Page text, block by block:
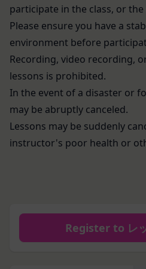
participate in the class, or the
Please ensure you have a
environment before
Recording, video recording,
lessons is prohibited.
In the event of a disaster or
may be abruptly canceled.
Lessons may be suddenly
instructor's poor health or
Register to レ
人情報保護のため、SSL通
お客さまがお使いのブラウ
合には、このお問い合わせ
んので、その場合にはお電
願いいたします。
組織・体制
当社は、管理担当役員を利
し、利用者情報の適正な管
施します。
当社は、以下の場合には、
お客様が自ら本サービス上
り、個人を識別し得る状態
いて、当社は一切責任を負
会員のお客様IDおよびパス
る損害について、当社は一
とします。
当社は、当社所定の方法に
よびパスワードの一致を確
IDおよびパスワードに基づ
を利用したものとみなし、
該会員に帰属するものとし
第7条（会員の退会）
いずれかに該当する行為ま
る行為を行ってはならない
本規約および法令に違反